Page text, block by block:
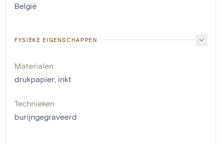
België
FYSIEKE EIGENSCHAPPEN
Materialen
drukpapier inkt
Technieken
burijngegraveerd